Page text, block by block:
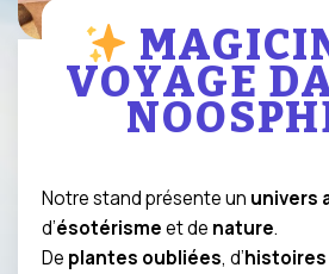
VOYAGE
Notre stand présente un univers
d’ésotérismeet de nature.
De plantes oubliées, d’